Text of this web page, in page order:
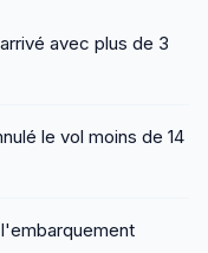
avec plus de 3
le vol moins de 14